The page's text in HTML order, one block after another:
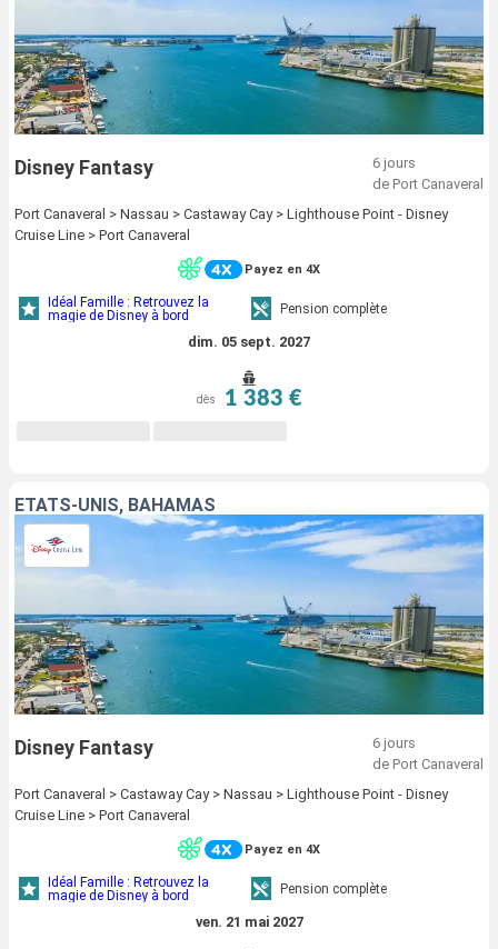
Disney Fantasy
6 jours
de Port Canaveral
Port Canaveral > Nassau > Castaway Cay > Lighthouse Point - Disney
Cruise Line > Port Canaveral
Payez en 4X
Idéal Famille : Retrouvez la
magie de Disney à bord
Pension complète
dim. 05 sept. 2027
dès 1 383 €
ÉTATS-UNIS, BAHAMAS
Disney Fantasy
6 jours
de Port Canaveral
Port Canaveral > Castaway Cay > Nassau > Lighthouse Point - Disney
Cruise Line > Port Canaveral
Payez en 4X
Idéal Famille : Retrouvez la
magie de Disney à bord
Pension complète
ven. 21 mai 2027